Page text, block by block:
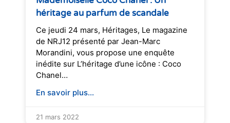
héritage au parfum de scandale
Ce jeudi 24 mars, Héritages, Le magazine
de NRJ12 présenté par Jean-Marc
Morandini, vous propose une enquête
inédite sur L’héritage d’une icône : Coco
Chanel…
En savoir plus...
21 mars 2022